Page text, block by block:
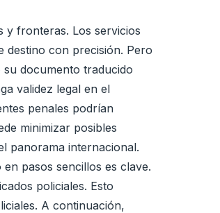
y fronteras. Los servicios
destino con precisión. Pero
documento traducido
validez legal en el
penales podrían
minimizar posibles
panorama internacional.
pasos sencillos es clave.
policiales. Esto
A continuación,